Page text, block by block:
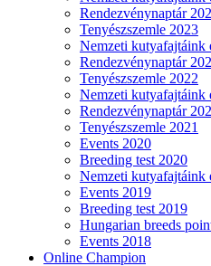
Rendezvénynaptár
Tenyészszemle 2023
Nemzeti kutyafajtáink
Rendezvénynaptár
Tenyészszemle 2022
Nemzeti kutyafajtáink
Rendezvénynaptár
Tenyészszemle 2021
Events 2020
Breeding test 2020
Nemzeti kutyafajtáink
Events 2019
Breeding test 2019
Hungarian breeds
Events 2018
Online Champion